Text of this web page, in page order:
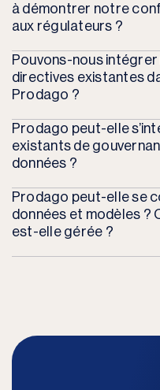
à démontrer notre
aux régulateurs ?
Pouvons-nous
directives existantes
Prodago ?
Prodago peut-elle
existants de
données ?
Prodago peut-elle se
données et modèles ?
est-elle gérée ?